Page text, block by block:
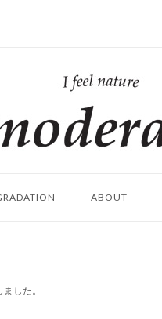
ム
ABOUT
した。